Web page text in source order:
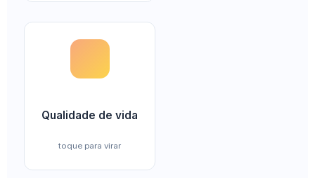
Qualidade de vida
toque para virar
Horas efetivamente trabalhadas, número de
de bem-estar, rotatividade voluntária e tempo